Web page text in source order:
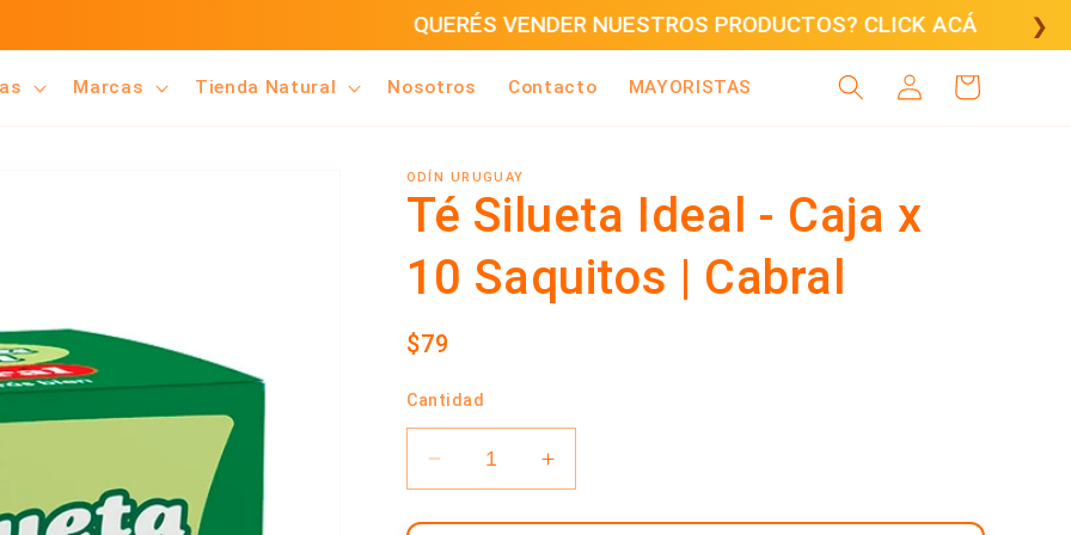
QUERÉS VENDER NUESTROS PRODUCTOS? CLICK ACÁ ❯
Marcas Tienda Natural Nosotros Contacto MAYORISTAS
Iniciar
sesión
Carrito
ODÍN URUGUAY
Té Silueta Ideal - Caja x
10 Saquitos | Cabral
Precio
$79
Cantidad
Reducir
cantidad
para
Aumentar
cantidad
para